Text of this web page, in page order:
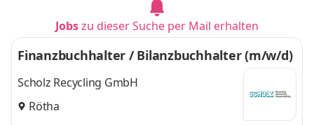
Jobszu dieser Suche per Mail erhalten
Finanzbuchhalter / Bilanzbuchhalter (m/w/d)
Scholz Recycling GmbH
Rötha